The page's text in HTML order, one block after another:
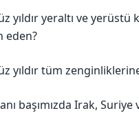
yeraltı ve yerüstü
eden?
yıldır tüm
başımızda Irak,